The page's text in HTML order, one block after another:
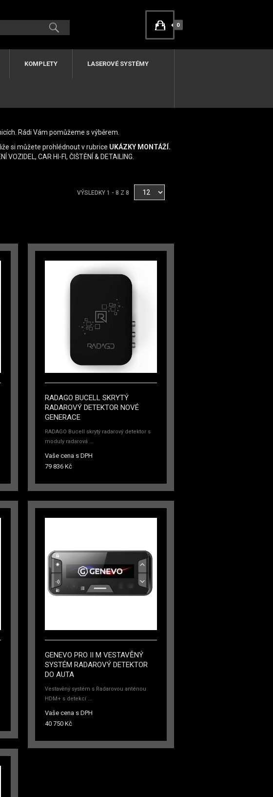
0
KOMPLETY LASEROVÉ SYSTÉMY
Rádi Vám pomůžeme s výběrem.
si můžete prohlédnout v rubrice UKÁZKY MONTÁŽÍ.
CAR HI-FI, ČIŠTĚNÍ & DETAILING.
VÝSLEDKY 1 - 8 Z 8
RADAGO BUCELL SKRYTÝ
RADAROVÝ DETEKTOR NOVÉ
GENERACE
RADAGO Bucell skrytý radarový detektor s
moduly radarová ...
Vaše cena s DPH
79 836 Kč
GENEVO PRO II M VESTAVĚNÝ
SYSTÉM RADAROVÝ DETEKTOR
DO AUTA
Vestavěný systém s Radarovou anténou
HDM+ s detekcí ...
Vaše cena s DPH
40 750 Kč